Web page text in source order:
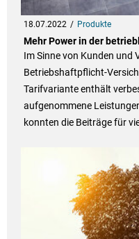
18.07.2022 Produkte
Mehr Power in der
Im Sinne von Kunden und
Betriebshaftpflicht-
Tarifvariante enthält
aufgenommene
konnten die Beiträge für